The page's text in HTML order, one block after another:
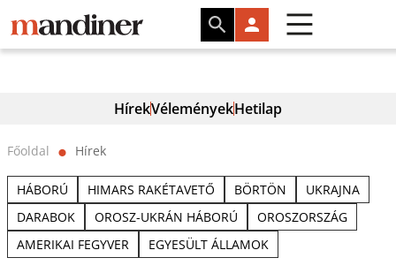
HírekVéleményekHetilap
Főoldal ⬤ Hírek
HÁBORÚ HIMARS RAKÉTAVETŐ BÖRTÖN
UKRAJNA
DARABOK
OROSZ-UKRÁN HÁBORÚ
OROSZORSZÁG
AMERIKAI FEGYVER
EGYESÜLT ÁLLAMOK